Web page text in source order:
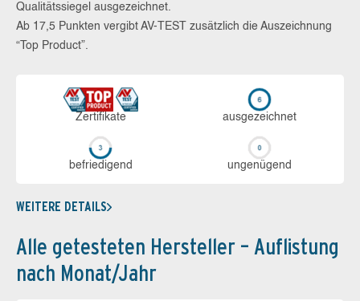
Qualitätssiegel ausgezeichnet.
Ab 17,5 Punkten vergibt AV-TEST zusätzlich die Auszeichnung
“Top Product”.
Zerti­fikate aus­ge­zeich­net
be­frie­di­gend un­ge­nü­gend
WEITERE DETAILS
Alle getesteten Hersteller – Auflistung
nach Monat/Jahr